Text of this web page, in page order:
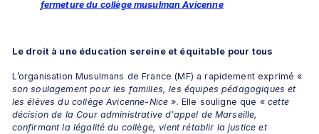
fermeture du collège musulman Avicenne
Le droit à une éducation sereine et équitable pour tous
son soulagement pour les familles, les équipes pédagogiques et
les élèves du collège Avicenne-Nice ». Elle souligne que « cette
décision de la Cour administrative d’appel de Marseille,
confirmant la légalité du collège, vient rétablir la justice et